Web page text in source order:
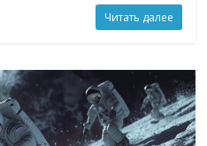
Читать далее